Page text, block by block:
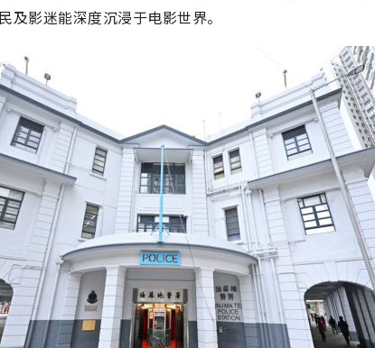
及影迷能深度沉浸于电影世界。